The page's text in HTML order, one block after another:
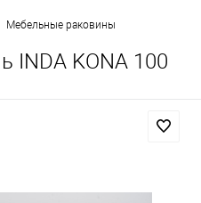
Мебельные раковины
INDA KONA 100